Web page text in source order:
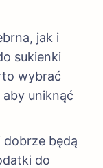
jak i
sukienki
wybrać
uniknąć
dobrze będą
do